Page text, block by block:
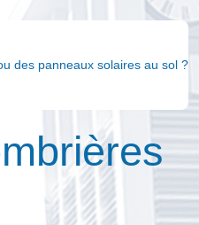
des panneaux solaires au sol ?